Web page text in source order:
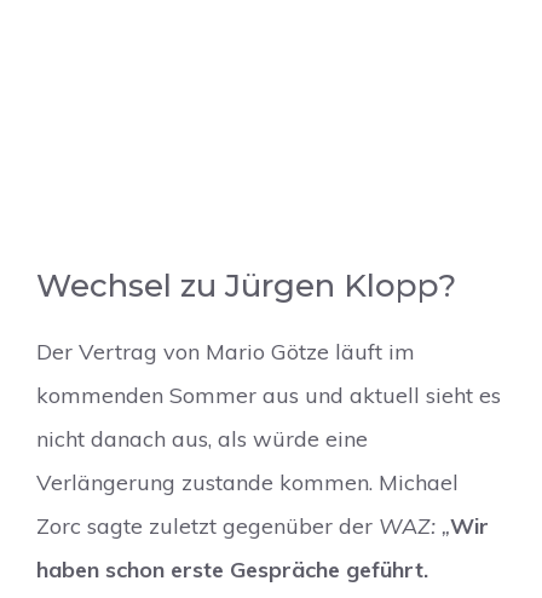
Wechsel zu Jürgen Klopp?
Der Vertrag von Mario Götze läuft im
kommenden Sommer aus und aktuell sieht es
nicht danach aus, als würde eine
Verlängerung zustande kommen. Michael
Zorc sagte zuletzt gegenüber der WAZ: „Wir
haben schon erste Gespräche geführt.